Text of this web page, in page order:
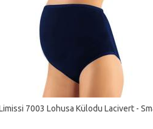
7003 Lohusa Külodu Lacivert -